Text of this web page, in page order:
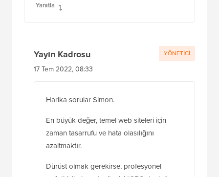
Yanıtla
Yayın Kadrosu
17 Tem 2022, 08:33
Harika sorular Simon.
En büyük değer, temel web siteleri için
zaman tasarrufu ve hata olasılığını
azaltmaktır.
Dürüst olmak gerekirse, profesyonel
YÖNETICI